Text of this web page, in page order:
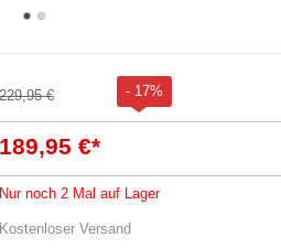
€ - 17%
189,95 €*
Nur noch 2 Mal auf Lager
Kostenloser Versand